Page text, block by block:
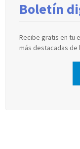
Boletín
Recibe gratis en tu
más destacadas de